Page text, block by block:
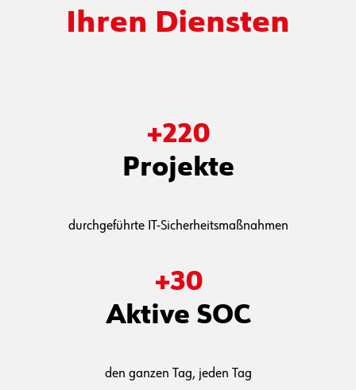
Ihren Diensten
+220
Projekte
durchgeführte IT-Sicherheitsmaßnahmen
+30
Aktive SOC
den ganzen Tag, jeden Tag